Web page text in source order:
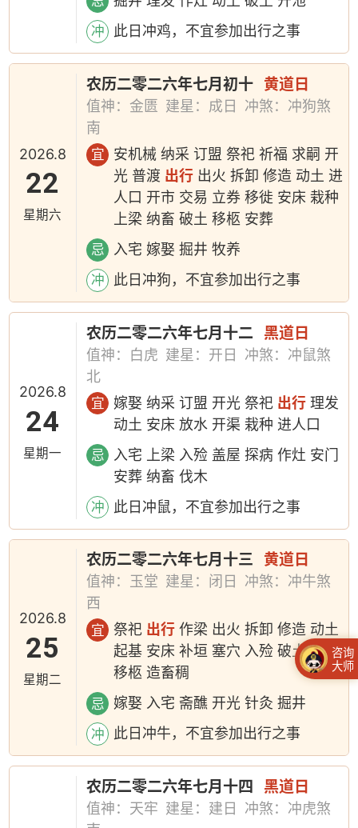
冲 此日冲鸡，不宜参加出行之事
2026.8
22
星期六
农历二零二六年七月初十 黄道日
值神：金匮 建星：成日
冲煞：冲狗煞
南
宜
安机械 纳采 订盟 祭祀 祈福 求嗣 开
光 普渡 出行 出火 拆卸 修造 动土 进
人口 开市 交易 立券 移徙 安床 栽种
上梁 纳畜 破土 移柩 安葬
忌 入宅 嫁娶 掘井 牧养
冲 此日冲狗，不宜参加出行之事
2026.8
24
星期一
农历二零二六年七月十二 黑道日
值神：白虎 建星：开日
冲煞：冲鼠煞
北
宜 嫁娶 纳采 订盟 开光 祭祀 出行 理发
动土 安床 放水 开渠 栽种 进人口
忌
入宅 上梁 入殓 盖屋 探病 作灶 安门
安葬 纳畜 伐木
冲 此日冲鼠，不宜参加出行之事
2026.8
25
星期二
农历二零二六年七月十三 黄道日
值神：玉堂 建星：闭日
冲煞：冲牛煞
西
宜 祭祀 出行 作梁 出火 拆卸 修造 动土
起基 安床 补垣 塞穴 入殓 破土 安葬
移柩 造畜稠
忌 嫁娶 入宅 斋醮 开光 针灸 掘井
冲 此日冲牛，不宜参加出行之事
农历二零二六年七月十四 黑道日
值神：天牢 建星：建日
冲煞：冲虎煞
咨询
大师